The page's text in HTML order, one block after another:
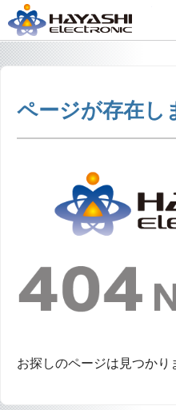
ページが存在し
お探しのページは見つかり